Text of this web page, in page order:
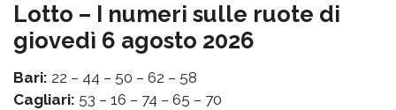
Lotto – I numeri sulle ruote di
giovedì 6 agosto 2026
Bari: 22 – 44 – 50 – 62 – 58
Cagliari: 53 – 16 – 74 – 65 – 70